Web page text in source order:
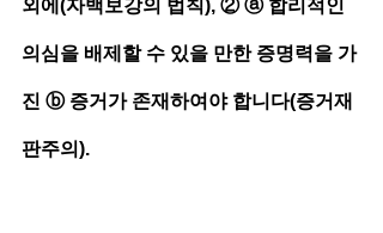
외에(자백보강의 법칙), ② ⓐ 합리적인
의심을 배제할 수 있을 만한 증명력을 가
진 ⓑ 증거가 존재하여야 합니다(증거재
판주의).